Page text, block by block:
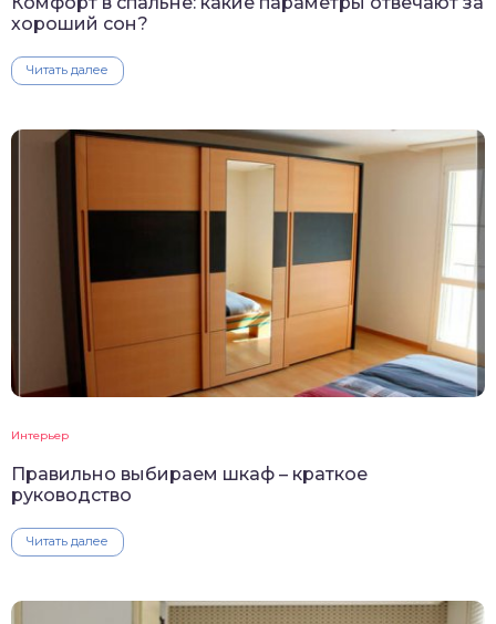
хороший сон?
Читать далее
Интерьер
Правильно выбираем шкаф – краткое
руководство
Читать далее